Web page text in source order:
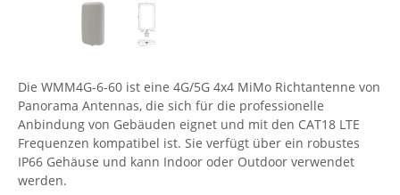
IT Netzwerktechnik / Kommunikation
Enginko - mcf88
Gefen
Gude
Guntermann & Drunck
High Sec Labs
Die WMM4G-6-60 ist eine 4G/5G 4x4 MiMo Richtantenne von
Panorama Antennas, die sich für die professionelle
Anbindung von Gebäuden eignet und mit den CAT18 LTE
Frequenzen kompatibel ist. Sie verfügt über ein robustes
IP66 Gehäuse und kann Indoor oder Outdoor verwendet
werden.